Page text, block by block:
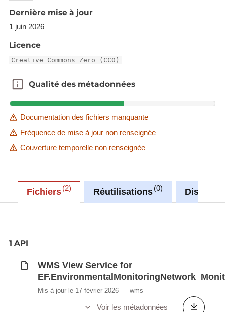
data"
"Water Framework Directive - River Basin
Management Plans - 2016 RBD XML data"
This reporting obligation is an Eionet core
This dataset is one element of these.
Description copied from
catalog.inspire.geoportail.lu
Dernière mise à jour
1 juin 2026
Licence
Creative Commons Zero (CC0)
Qualité des métadonnées
Qualité des métadonnées
Documentation des fichiers manquante
Fréquence de mise à jour non renseignée
Couverture temporelle non renseignée
Fichiers 2 Réutilisations 0
1 API
WMS View Service for
Mis à jour le 17 février 2026 wms
Voir les métadonnées